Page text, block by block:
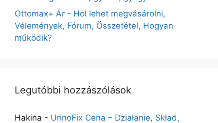
Ottomax+ Ár - Hol lehet megvásárolni,
Vélemények, Fórum, Összetétel, Hogyan
működik?
Legutóbbi hozzászólások
Hakina - UrinoFix Cena – Działanie, Skład,